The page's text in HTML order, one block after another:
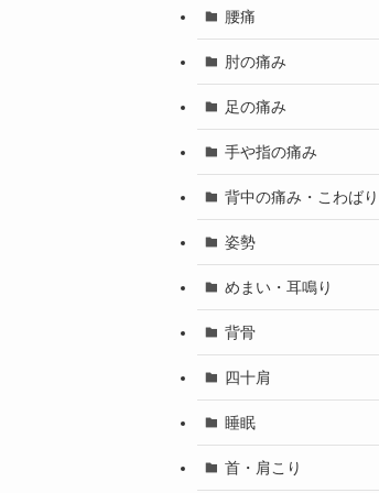
腰痛
肘の痛み
足の痛み
手や指の痛み
背中の痛み・こわばり
姿勢
めまい・耳鳴り
背骨
四十肩
睡眠
首・肩こり